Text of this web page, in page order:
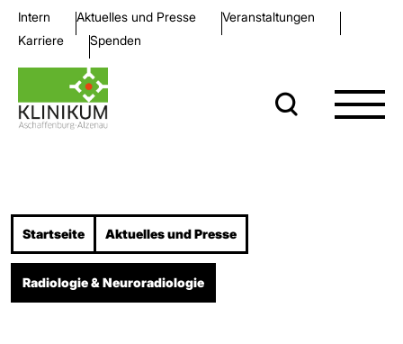
Intern Aktuelles und Presse
Veran­staltungen
Karriere
Spenden
Startseite Aktuelles und Presse
Radiologie & Neuroradiologie